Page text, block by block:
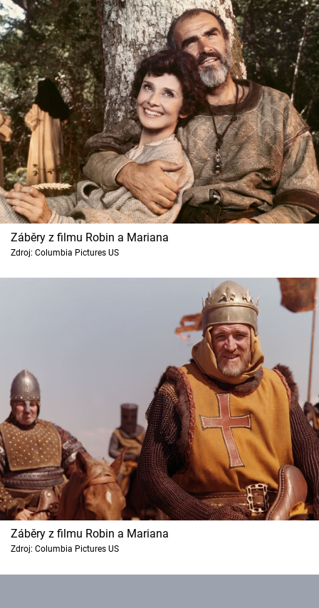
Záběry z filmu Robin a Mariana
Zdroj: Columbia Pictures US
Záběry z filmu Robin a Mariana
Zdroj: Columbia Pictures US